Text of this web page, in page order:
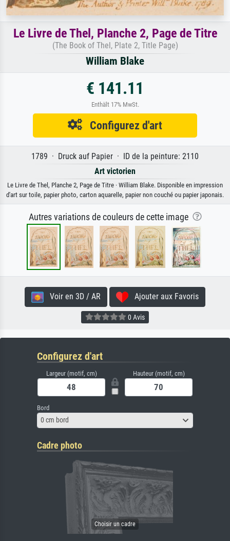
Le Livre de Thel, Planche 2, Page de Titre
(The Book of Thel, Plate 2, Title Page)
William Blake
€ 141.11
Enthält 17% MwSt.
Configurez d'art
1789 · Druck auf Papier · ID de la peinture: 2110
Art victorien
Le Livre de Thel, Planche 2, Page de Titre · William Blake. Disponible en impression
d'art sur toile, papier photo, carton aquarelle, papier non couché ou papier japonais.
Autres variations de couleurs de cette image
Voir en 3D / AR Ajouter aux Favoris
0 Avis
Configurez d'art
Largeur (motif, cm) Hauteur (motif, cm)
Bord
0 cm bord
Cadre photo